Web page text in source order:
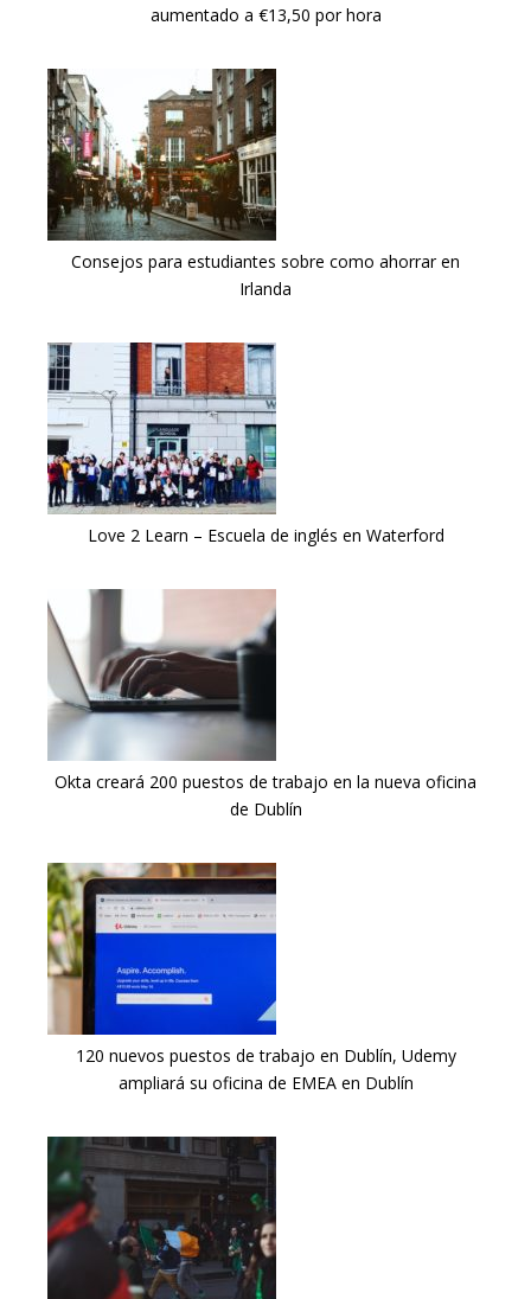
aumentado a €13,50 por hora
Consejos para estudiantes sobre como ahorrar en
Irlanda
Love 2 Learn – Escuela de inglés en Waterford
Okta creará 200 puestos de trabajo en la nueva oficina
de Dublín
120 nuevos puestos de trabajo en Dublín, Udemy
ampliará su oficina de EMEA en Dublín